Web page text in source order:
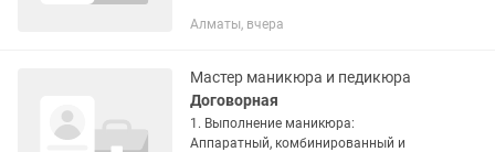
собственных инструментов (кусачек/
для...
Алматы, вчера
Мастер маникюра и педикюра
Договорная
1. Выполнение маникюра:
Аппаратный, комбинированный и